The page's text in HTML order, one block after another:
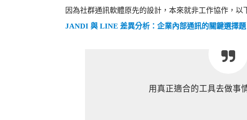
因為社群通訊軟體原先的設計，本來就非工作協作，以
JANDI 與 LINE 差異分析：企業內部通訊的關鍵選擇題
用真正適合的工具去做事